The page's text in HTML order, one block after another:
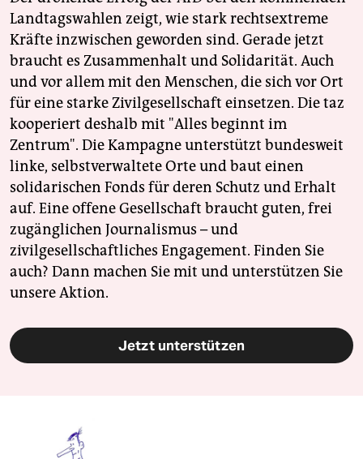
Landtagswahlen zeigt, wie stark rechtsextreme
Kräfte inzwischen geworden sind. Gerade jetzt
braucht es Zusammenhalt und Solidarität. Auch
und vor allem mit den Menschen, die sich vor Ort
für eine starke Zivilgesellschaft einsetzen. Die taz
kooperiert deshalb mit "Alles beginnt im
Zentrum". Die Kampagne unterstützt bundesweit
linke, selbstverwaltete Orte und baut einen
solidarischen Fonds für deren Schutz und Erhalt
auf. Eine offene Gesellschaft braucht guten, frei
zugänglichen Journalismus – und
zivilgesellschaftliches Engagement. Finden Sie
auch? Dann machen Sie mit und unterstützen Sie
unsere Aktion.
Jetzt unterstützen